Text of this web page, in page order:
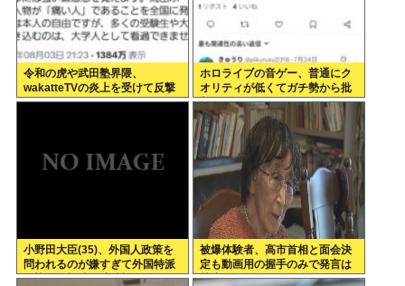
令和の虎や武田塾界隈、
wakatteTVの炎上を受けて反撃
開始
ホロライブの音ゲー、普通にク
オリティが低くてガチ勢から批
判殺到www
小野田大臣(35)、外国人政策を
問われるのが嫌すぎて外国特派
員協会の招待を連続拒否www
被爆体験者、高市首相と面会決
定も動画用の握手のみで発言は
禁止www